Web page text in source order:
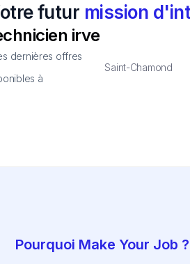
futur mission
irve
dernières offres
à
Saint-Chamond
Pourquoi Make Your Job ?